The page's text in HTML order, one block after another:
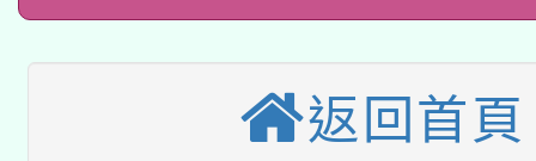
用水績優單位及節水達
115年8月22日(星期六
桃園市孔廟祈福系列
2026年桃園地景藝術
本校115學年度第2次
返回首頁